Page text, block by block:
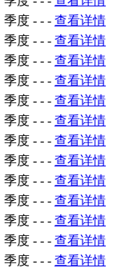
季度 - - - 查看详情
季度 - - - 查看详情
季度 - - - 查看详情
季度 - - - 查看详情
季度 - - - 查看详情
季度 - - - 查看详情
季度 - - - 查看详情
季度 - - - 查看详情
季度 - - - 查看详情
季度 - - - 查看详情
季度 - - - 查看详情
季度 - - - 查看详情
季度 - - - 查看详情